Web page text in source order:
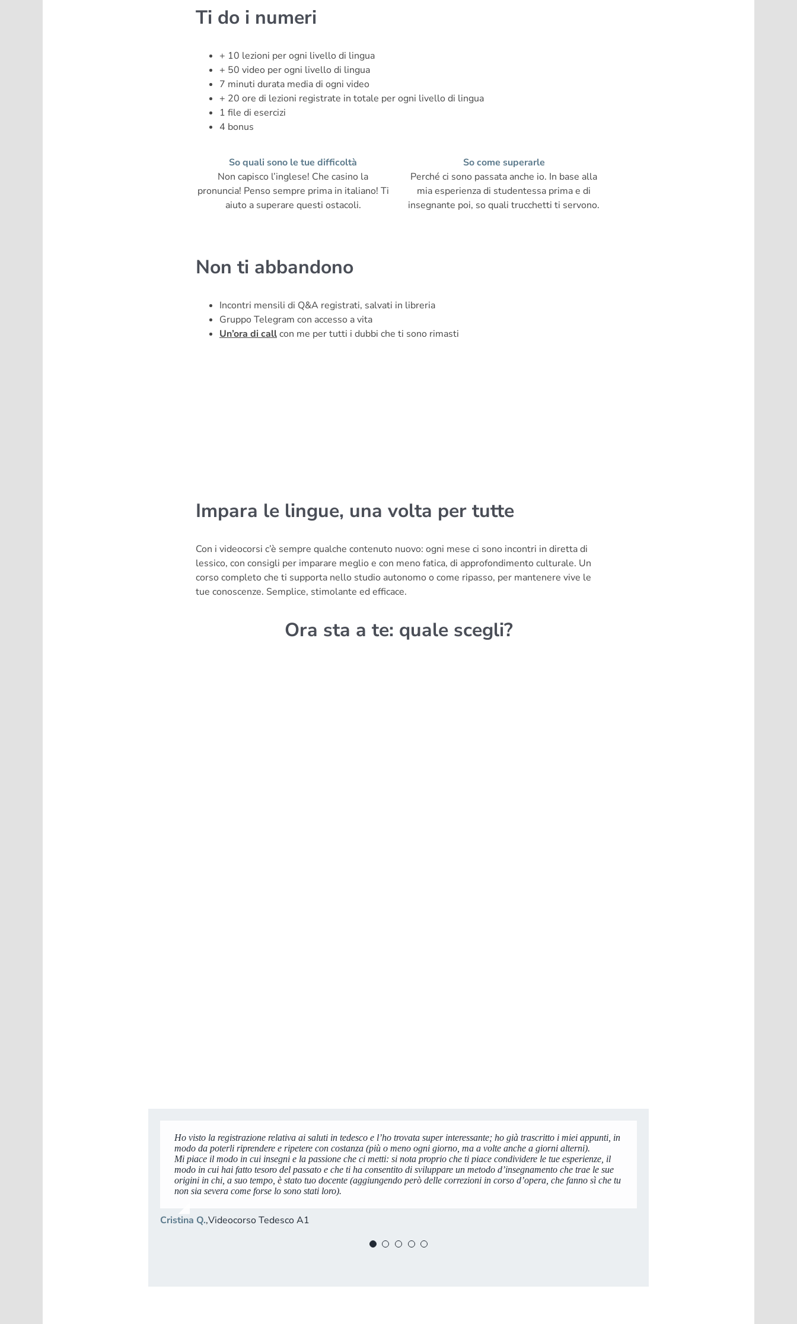
Ti do i numeri
+ 10 lezioni per ogni livello di lingua
+ 50 video per ogni livello di lingua
7 minuti durata media di ogni video
+ 20 ore di lezioni registrate in totale per ogni livello di lingua
1 file di esercizi
4 bonus
So quali sono le tue difficoltà
Non capisco l’inglese! Che casino la
pronuncia! Penso sempre prima in italiano! Ti
aiuto a superare questi ostacoli.
So come superarle
Perché ci sono passata anche io. In base alla
mia esperienza di studentessa prima e di
insegnante poi, so quali trucchetti ti servono.
Non ti abbandono
Incontri mensili di Q&A registrati, salvati in libreria
Gruppo Telegram con accesso a vita
Un’ora di callcon me per tutti i dubbi che ti sono rimasti
Impara le lingue, una volta per tutte
Con i videocorsi c’è sempre qualche contenuto nuovo: ogni mese ci sono incontri in diretta di
lessico, con consigli per imparare meglio e con meno fatica, di approfondimento culturale. Un
corso completo che ti supporta nello studio autonomo o come ripasso, per mantenere vive le
tue conoscenze. Semplice, stimolante ed efficace.
Ora sta a te: quale scegli?
Ho visto la registrazione relativa ai saluti in tedesco e l’ho trovata super interessante; ho già trascritto i miei appunti, in
modo da poterli riprendere e ripetere con costanza (più o meno ogni giorno, ma a volte anche a giorni alterni).
Mi piace il modo in cui insegni e la passione che ci metti: si nota proprio che ti piace condividere le tue esperienze, il
modo in cui hai fatto tesoro del passato e che ti ha consentito di sviluppare un metodo d’insegnamento che trae le sue
origini in chi, a suo tempo, è stato tuo docente (aggiungendo però delle correzioni in corso d’opera, che fanno sì che tu
non sia severa come forse lo sono stati loro).
Cristina Q.,Videocorso Tedesco A1
Ho deciso di studiare il tedesco da circa-autodidatta perché al momento per varie circostanze non riesco a seguire un
corso vero e proprio, e i tuoi video mi stanno aiutando molto a capire la logica della grammatica. Ti ringrazio molto
per questo!
Ilaria B.,Videocorso Tedesco A1
Mi sono iscritta al corso di inglese base per fare un ripasso e mi ha davvero sorpresa, è stato molto piacevole e
scorrevole, ho divorato il corso! Grazie mille.
Elisa Gatto,Videocorso Inglese A1
Ho guardato i video e ti faccio i miei complimenti. Sono davvero ben fatti. Ottimo audio, ottima immagine e tu sei
spigliata, chiara e mai noiosa. Davvero, bravissima! Da quanto ho potuto vedere è davvero un corso molto dettagliato,
approfondito e perfetto per chi come me è davvero in difficoltà con la lingua inglese. Mi piace molto. E trovo molto
utile il quiz a fine lezione.
Ljuba Davié,Videocorso Inglese A1
L’ho trovato un corso ben fatto in ogni aspetto, si vede che è stato progettato con cura.
Elena Galli,Videocorso Inglese A1